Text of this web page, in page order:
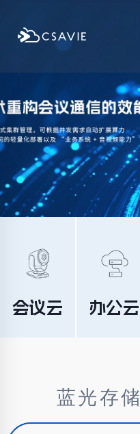
会议云 办公云
蓝光存储